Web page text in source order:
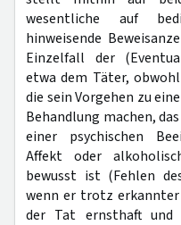
wesentliche auf
hinweisende
Einzelfall der
etwa dem Täter,
die sein Vorgehen zu
Behandlung machen,
einer psychischen
Affekt oder
bewusst ist (Fehlen
wenn er trotz
der Tat ernsthaft